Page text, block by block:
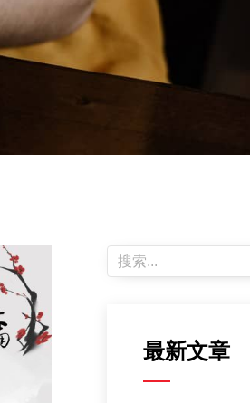
最新文章